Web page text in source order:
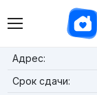
Адрес:
Срок сдачи: